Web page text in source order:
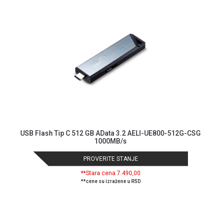
USB Flash Tip C 512 GB AData 3.2 AELI-UE800-512G-CSG
1000MB/s
PROVERITE STANJE
**Stara cena 7.490,00
**cene su izražene u RSD